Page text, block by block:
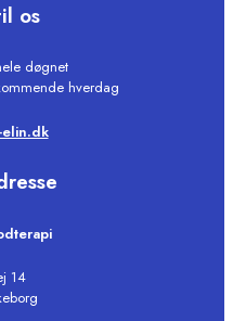
os
døgnet
hverdag
elin.dk
14